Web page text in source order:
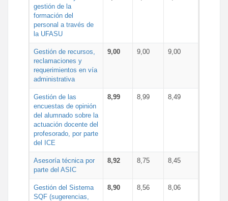
gestión de la
formación del
personal a través de
la UFASU
Gestión de recursos,
reclamaciones y
requerimientos en vía
administrativa
9,00 9,00 9,00
Gestión de las
encuestas de opinión
del alumnado sobre la
actuación docente del
profesorado, por parte
del ICE
8,99 8,99 8,49
Asesoría técnica por
parte del ASIC
8,92 8,75 8,45
Gestión del Sistema
SQF (sugerencias,
8,90 8,56 8,06